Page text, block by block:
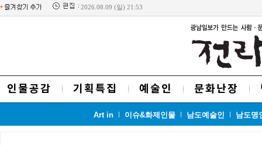
2026.08.09 (일) 21:53
인물공감 기획특집 예술인 문화난장
Art in 이슈&화제인물 남도예술인 남도명